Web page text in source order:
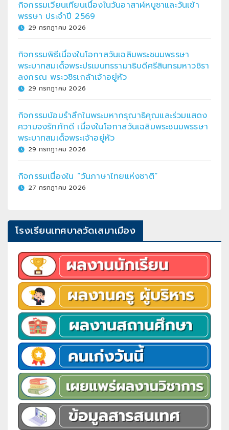
กิจกรรมเวียนเทียนเนื่องในวันอาสาฬหบูชาและวันเข้า
พรรษา ประจำปี 2569
29 กรกฎาคม 2026
กิจกรรมพิธีเนื่องในโอกาสวันเฉลิมพระชนมพรรษา
พระบาทสมเด็จพระปรเมนทรรามาธิบดีศรีสินทรมหาวชิรา
ลงกรณ พระวชิรเกล้าเจ้าอยู่หัว
29 กรกฎาคม 2026
กิจกรรมน้อมรำลึกในพระมหากรุณาธิคุณและร่วมแสดง
ความจงรักภักดี เนื่องในโอกาสวันเฉลิมพระชนมพรรษา
พระบาทสมเด็จพระเจ้าอยู่หัว
29 กรกฎาคม 2026
กิจกรรมเนื่องใน “วันภาษาไทยแห่งชาติ”
27 กรกฎาคม 2026
โรงเรียนเทศบาลวัดเสมาเมือง